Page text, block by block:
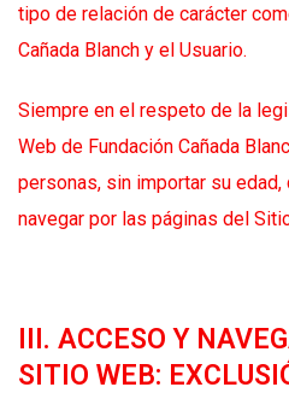
tipo de relación de carácter
Cañada Blanch y el Usuario.
Siempre en el respeto de la
Web de Fundación Cañada
personas, sin importar su
navegar por las páginas del
III. ACCESO Y
SITIO WEB: